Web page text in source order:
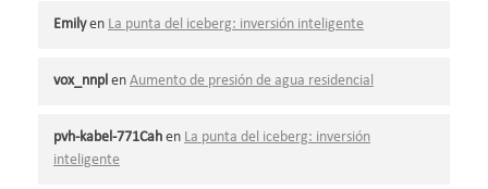
Emilyen La punta del iceberg: inversión inteligente
vox_nnpl en Aumento de presión de agua residencial
pvh-kabel-771Cah en La punta del iceberg: inversión
inteligente